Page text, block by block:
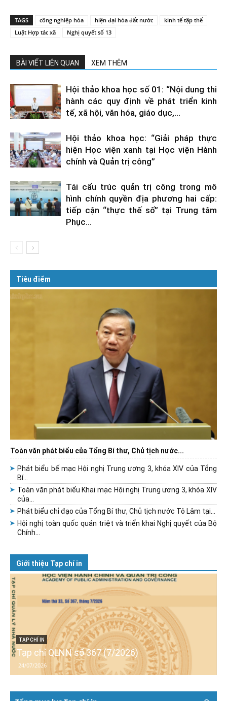
TAGS công nghiệp hóa hiện đại hóa đất nước
kinh tế tập thể
Luật Hợp tác xã
Nghị quyết số 13
BÀI VIẾT LIÊN QUAN XEM THÊM
Hội thảo khoa học số 01: “Nội dung thi
hành các quy định về phát triển kinh
tế, xã hội, văn hóa, giáo dục,...
Hội thảo khoa học: “Giải pháp thực
hiện Học viện xanh tại Học viện Hành
chính và Quản trị công”
Tái cấu trúc quản trị công trong mô
hình chính quyền địa phương hai cấp:
tiếp cận “thực thế số” tại Trung tâm
Phục...
Tiêu điểm
Toàn văn phát biểu của Tổng Bí thư, Chủ tịch nước...
Phát biểu bế mạc Hội nghị Trung ương 3, khóa XIV của Tổng
Bí...
Toàn văn phát biểu Khai mạc Hội nghị Trung ương 3, khóa XIV
của...
Phát biểu chỉ đạo của Tổng Bí thư, Chủ tịch nước Tô Lâm tại...
Hội nghị toàn quốc quán triệt và triển khai Nghị quyết của Bộ
Chính...
Giới thiệu Tạp chí in
TẠP CHÍ IN
Tạp chí QLNN số 367 (7/2026)
24/07/2026